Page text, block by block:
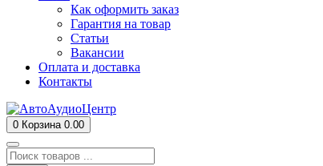
Как оформить заказ
Гарантия на товар
Статьи
Вакансии
Оплата и доставка
Контакты
0 Корзина 0.00